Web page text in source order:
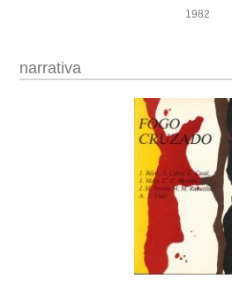
1982
narrativa